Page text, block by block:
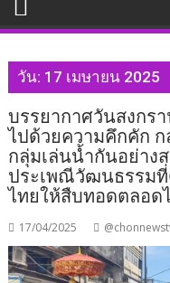
วัน: 17 เมษายน 2025
บรรยากาศวันสงกร
ไปด้วยความคึกคัก
กลุ่มเล่นน้ำกันอย่าง
ประเพณีวัฒนธรรม
ไทยให้สืบทอดตลอด
17/04/2025